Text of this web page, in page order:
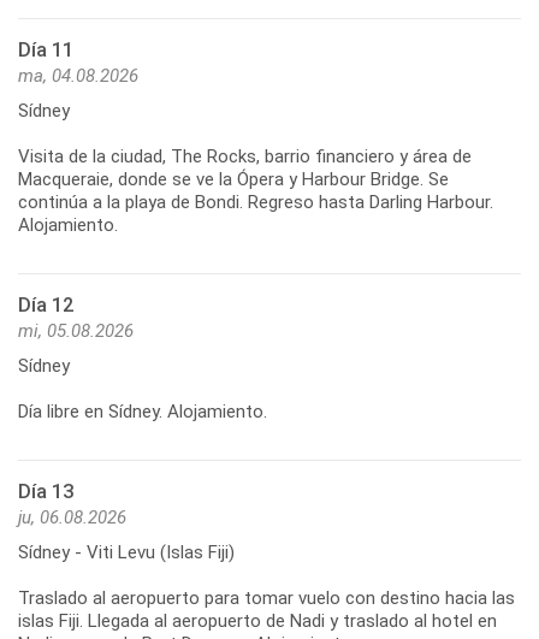
Día 11
ma, 04.08.2026
Sídney
Visita de la ciudad, The Rocks, barrio financiero y área de
Macqueraie, donde se ve la Ópera y Harbour Bridge. Se
continúa a la playa de Bondi. Regreso hasta Darling Harbour.
Alojamiento.
Día 12
mi, 05.08.2026
Sídney
Día libre en Sídney. Alojamiento.
Día 13
ju, 06.08.2026
Sídney - Viti Levu (Islas Fiji)
Traslado al aeropuerto para tomar vuelo con destino hacia las
islas Fiji. Llegada al aeropuerto de Nadi y traslado al hotel en